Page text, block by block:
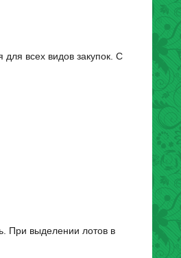
для всех видов закупок. С
При выделении лотов в